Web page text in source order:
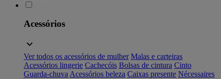
Acessórios
Ver todos os acessórios de mulher Malas e carteiras
Acessórios lingerie Cachecóis Bolsas de cintura Cinto
Guarda-chuva Acessórios beleza Caixas presente Nécessaires